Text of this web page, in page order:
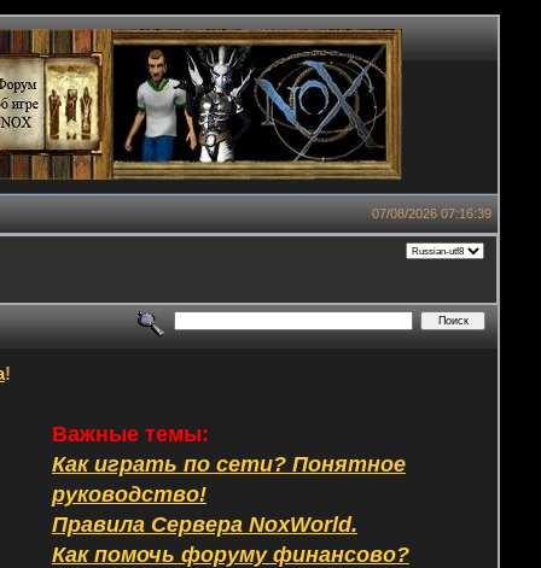
07/08/2026 07:16:39
!
Важные темы:
Как играть по сети? Понятное
руководство!
Правила Сервера NoxWorld.
Как помочь форуму финансово?